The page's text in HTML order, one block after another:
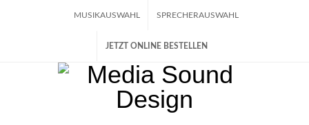
MUSIKAUSWAHL SPRECHERAUSWAHL
JETZT ONLINE BESTELLEN